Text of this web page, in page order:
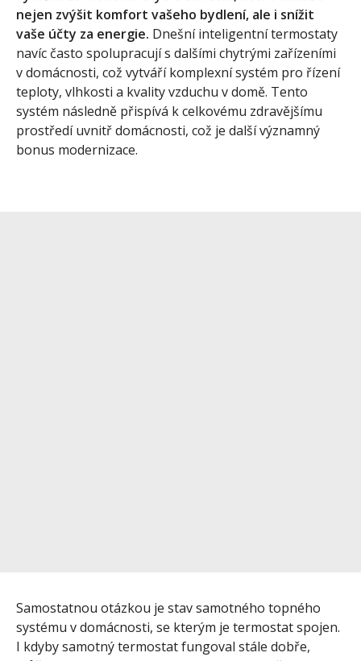
nejen zvýšit komfort vašeho bydlení, ale i snížit
vaše účty za energie. Dnešní inteligentní termostaty
navíc často spolupracují s dalšími chytrými zařízeními
v domácnosti, což vytváří komplexní systém pro řízení
teploty, vlhkosti a kvality vzduchu v domě. Tento
systém následně přispívá k celkovému zdravějšímu
prostředí uvnitř domácnosti, což je další významný
bonus modernizace.
Samostatnou otázkou je stav samotného topného
systému v domácnosti, se kterým je termostat spojen.
I kdyby samotný termostat fungoval stále dobře,